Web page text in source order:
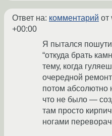
Ответ на: комментарий от
+00:00
Я пытался
“откуда брать
тему, когда
очередной
потом абсолютно
что не было —
там просто
ногами